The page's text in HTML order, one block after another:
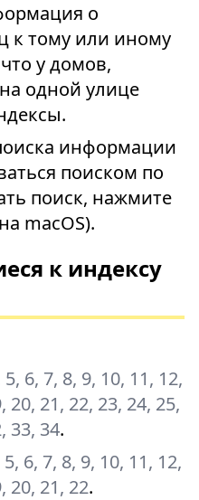
о
к тому или иному
у домов,
одной улице
информации
поиском по
поиск, нажмите
macOS).
к индексу
5, 6, 7, 8, 9, 10, 11, 12,
20, 21, 22, 23, 24, 25,
33, 34.
5, 6, 7, 8, 9, 10, 11, 12,
20, 21, 22.